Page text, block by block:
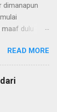
dimanapun
dulu
korban
judul, pasti
artikel
macam
READ MORE